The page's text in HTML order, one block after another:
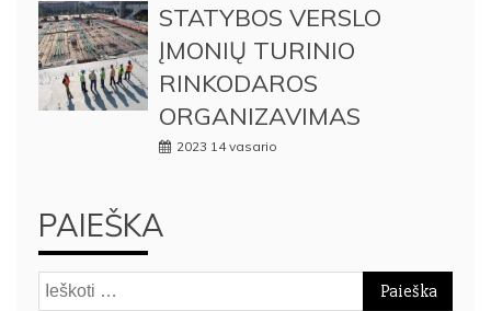
STATYBOS VERSLO
ĮMONIŲ TURINIO
RINKODAROS
ORGANIZAVIMAS
2023 14 vasario
PAIEŠKA
Ieškoti: